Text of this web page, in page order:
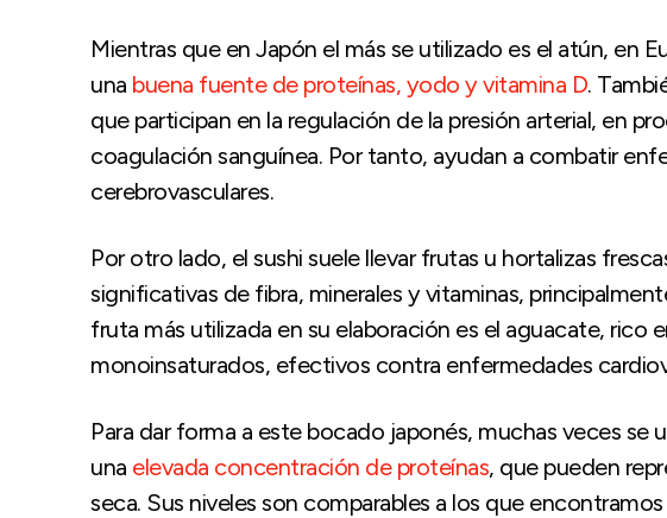
Mientras que en Japón el más se utilizado es el atún, en
una buena fuente de proteínas, yodo y vitamina D.
que participan en la regulación de la presión arterial, en
coagulación sanguínea. Por tanto, ayudan a combatir
cerebrovasculares.
Por otro lado, el sushi suele llevar frutas u hortalizas
significativas de fibra, minerales y vitaminas,
fruta más utilizada en su elaboración es el aguacate, rico
monoinsaturados, efectivos contra enfermedades
Para dar forma a este bocado japonés, muchas veces se
una elevada concentración de proteínas, que pueden
seca. Sus niveles son comparables a los que